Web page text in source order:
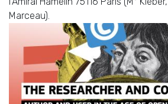
Marceau).